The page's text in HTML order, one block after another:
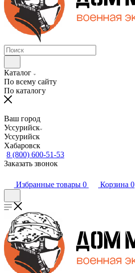
Каталог
По всему сайту
По каталогу
Ваш город
Уссурийск
Уссурийск
Хабаровск
8 (800) 600-51-53
Заказать звонок
Избранные товары 0 Корзина 0